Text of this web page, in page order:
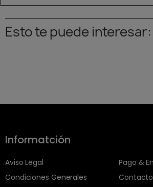
Esto te puede interesar:
Informatción
Aviso Legal
Condiciones Generales
Pago &
Contacto